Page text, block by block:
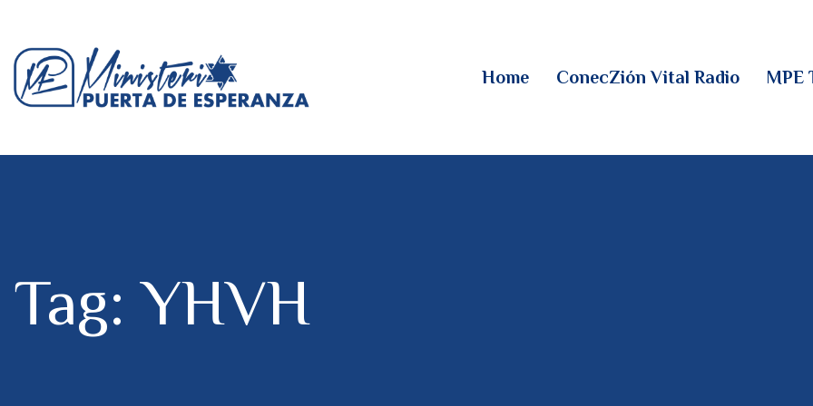
Home ConecZión Vital Radio MPE
Tag: YHVH
CONECZIÓN VITAL
MPE TV